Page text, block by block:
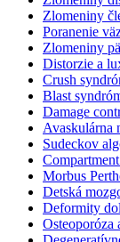
Zlomeniny
Poranenie
Zlomeniny
Distorzie a
Crush
Blast
Damage
Avaskulárna
Sudeckov
Morbus
Detská
Deformity
Osteoporóza